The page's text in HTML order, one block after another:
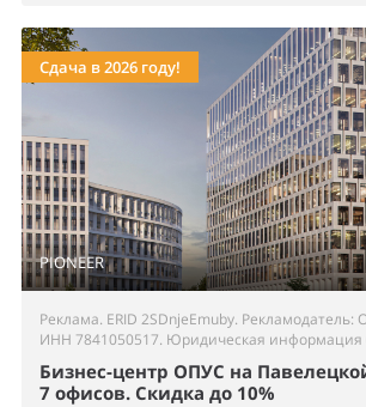
PIONEER
Сдача в 2026 году!
Реклама. ERID 2SDnjeEmuby.
ИНН 7841050517. Юридическая информация
Бизнес-центр ОПУС на
7 офисов. Скидка до 10%